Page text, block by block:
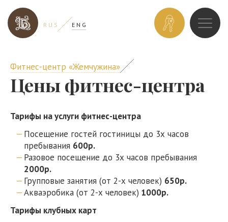
R U S E N G
НОМЕР
Фитнес-центр «Жемчужина»
Цены фитнес-центра​
Тарифы на услуги фитнес-центра
Посещение гостей гостиницы до 3х часов
пребывания 600р.
Разовое посещение до 3х часов пребывания
2000р.
Групповые занятия (от 2-х человек) 650р.
Акваэробика (от 2-х человек) 1000р.
Тарифы клубных карт